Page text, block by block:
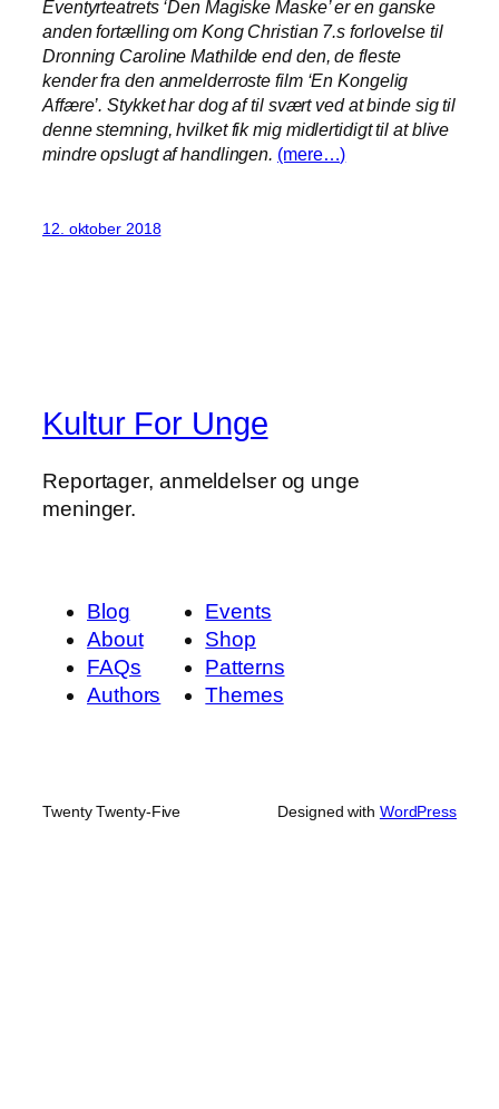
Eventyrteatrets ‘Den Magiske Maske’ er en ganske
anden fortælling om Kong Christian 7.s forlovelse til
Dronning Caroline Mathilde end den, de fleste
kender fra den anmelderroste film ‘En Kongelig
Affære’. Stykket har dog af til svært ved at binde sig til
denne stemning, hvilket fik mig midlertidigt til at blive
mindre opslugt af handlingen. (mere…)
12. oktober 2018
Kultur For Unge
Reportager, anmeldelser og unge
meninger.
Blog
About
FAQs
Authors
Events
Shop
Patterns
Themes
Twenty Twenty-Five Designed with WordPress